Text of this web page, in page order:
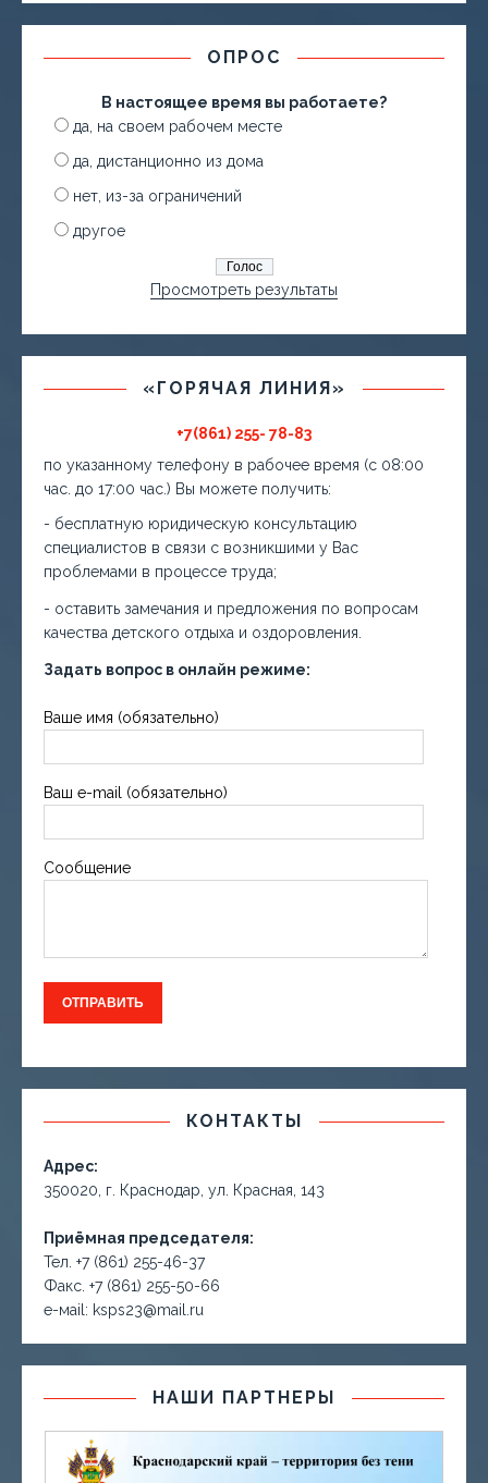
ОПРОС
В настоящее время вы работаете?
да, на своем рабочем месте
да, дистанционно из дома
нет, из-за ограничений
другое
Просмотреть результаты
«ГОРЯЧАЯ ЛИНИЯ»
+7(861) 255- 78-83
по указанному телефону в рабочее время (с 08:00
час. до 17:00 час.) Вы можете получить:
- бесплатную юридическую консультацию
специалистов в связи с возникшими у Вас
проблемами в процессе труда;
- оставить замечания и предложения по вопросам
качества детского отдыха и оздоровления.
Задать вопрос в онлайн режиме:
Ваше имя (обязательно)
Ваш e-mail (обязательно)
Сообщение
КОНТАКТЫ
Адрес:
350020, г. Краснодар, ул. Красная, 143
Приёмная председателя:
Тел. +7 (861) 255-46-37
Факс. +7 (861) 255-50-66
е-маil: ksps23@mail.ru
НАШИ ПАРТНЕРЫ